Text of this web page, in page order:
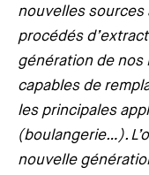
nouvelles sources
procédés
génération de nos
capables de
les principales
(boulangerie…).
nouvelle